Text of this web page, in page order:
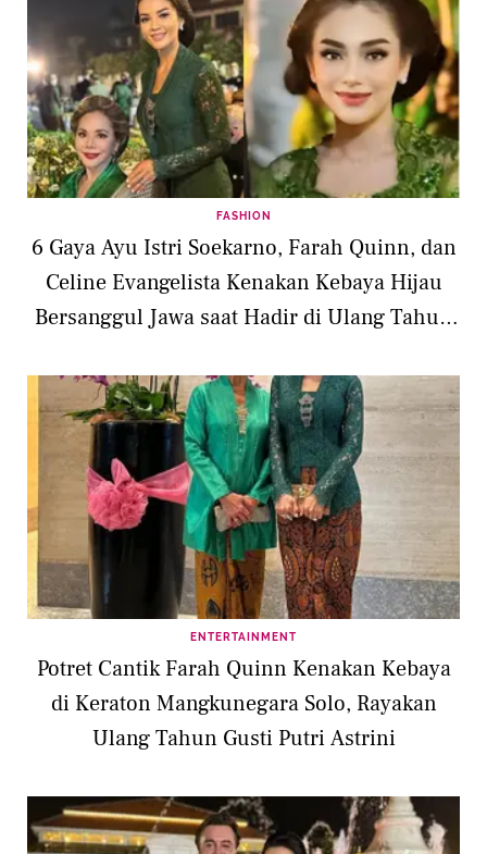
FASHION
6 Gaya Ayu Istri Soekarno, Farah Quinn, dan
Celine Evangelista Kenakan Kebaya Hijau
Bersanggul Jawa saat Hadir di Ulang Tahun
ENTERTAINMENT
Potret Cantik Farah Quinn Kenakan Kebaya
di Keraton Mangkunegara Solo, Rayakan
Ulang Tahun Gusti Putri Astrini